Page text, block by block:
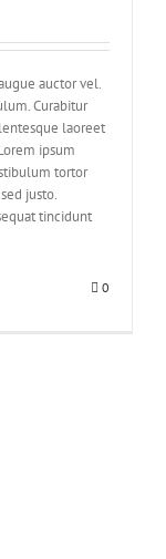
auctor vel.
Curabitur
laoreet
ipsum
tortor
justo.
tincidunt
0